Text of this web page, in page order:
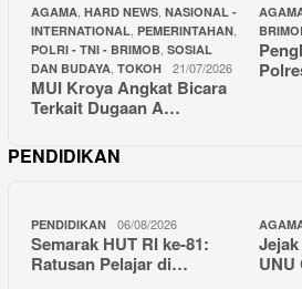
AGAMA HARD NEWS NASIONAL -
INTERNATIONAL PEMERINTAHAN
POLRI - TNI - BRIMOB SOSIAL
DAN BUDAYA TOKOH 21/07/2026
MUI Kroya Angkat Bicara
Terkait Dugaan A…
PENDIDIKAN
PENDIDIKAN 06/08/2026
Semarak HUT RI ke-81:
Ratusan Pelajar di…